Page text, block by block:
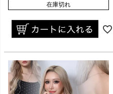
在庫切れ